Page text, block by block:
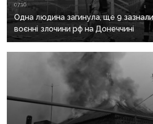
07:16
Одна людина загинула, ще 9
воєнні злочини рф на Донеччині